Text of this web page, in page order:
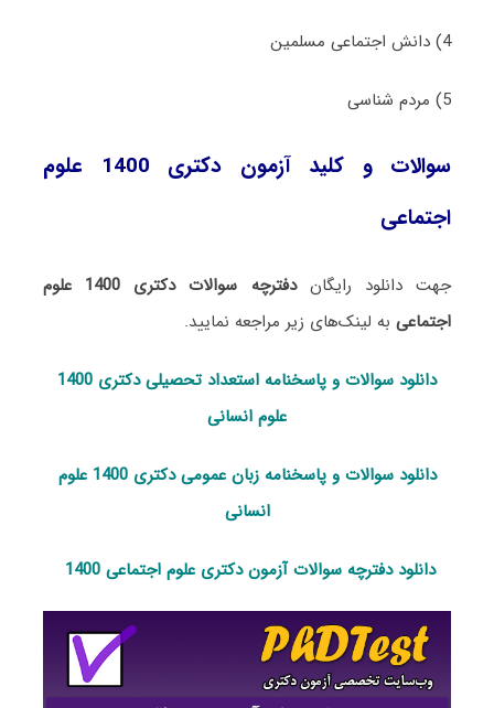
4) داﻧﺶ اجتماعی ﻣﺴﻠﻤﻴﻦ
5) ﻣﺮدم شناسی
سوالات و کلید آزمون دکتری 1400 علوم
اجتماعی
جهت دانلود رایگان
دفترچه سوالات دکتری 1400 علوم
اجتماعیبه لینک‌های زیر مراجعه نمایید.
دانلود سوالات و پاسخنامه استعداد تحصیلی دکتری 1400
علوم انسانی
دانلود سوالات و پاسخنامه زبان عمومی دکتری 1400 علوم
انسانی
دانلود دفترچه سوالات آزمون دکتری علوم اجتماعی 1400